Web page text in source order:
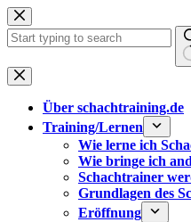
Zum
Inhalt
springen
Keine
Ergebnisse
Über schachtraining.de
Training/Lernen
Wie lerne ich
Wie bringe ich
Schachtrainer
Grundlagen des
Eröffnung